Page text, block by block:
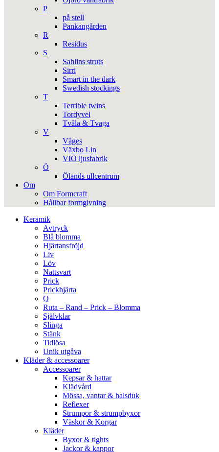
P
på stell
Pankangården
R
Residus
S
Sahlins struts
Sirri
Smart in the dark
Swedish stockings
T
Terrible twins
Tordyvel
Tvåla & Tvaga
V
Våges
Växbo Lin
VIO ljusfabrik
Ö
Ölands ullcentrum
Om
Om Formcraft
Hållbar formgivning
Keramik
Avtryck
Blå blomma
Hjärtansfröjd
Liv
Löv
Nattsvart
Prick
Prickhjärta
Q
Ruta – Rand – Prick – Blomma
Självklar
Slinga
Stänk
Tidlösa
Unik utgåva
Kläder & accessoarer
Accessoarer
Kepsar & hattar
Klädvård
Mössa, vantar & halsduk
Reflexer
Strumpor & strumpbyxor
Väskor & Korgar
Kläder
Byxor & tights
Jackor & kappor